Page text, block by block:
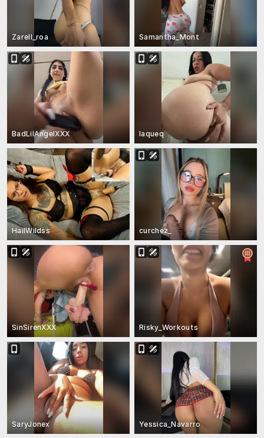
Zarell_roa Samantha_Mont
BadLilAngelXXX laqueq
HailWildss curchez_
SinSirenXXX Risky_Workouts
SaryJonex Yessica_Navarro